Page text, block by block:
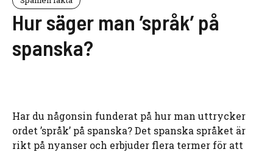
Hur säger man ’språk’ på
spanska?
Har du någonsin funderat på hur man uttrycker
ordet ’språk’ på spanska? Det spanska språket är
rikt på nyanser och erbjuder flera termer för att